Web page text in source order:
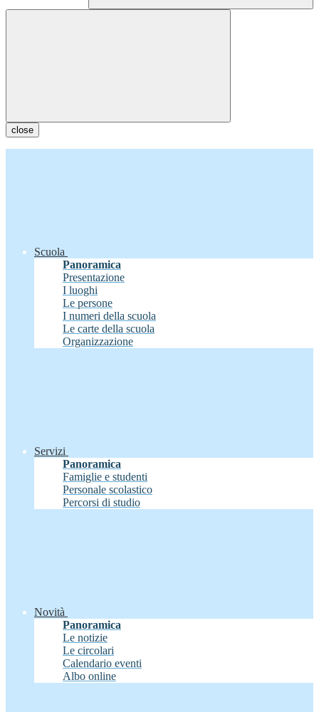
close
Scuola
Panoramica
Presentazione
I luoghi
Le persone
I numeri della scuola
Le carte della scuola
Organizzazione
Servizi
Panoramica
Famiglie e studenti
Personale scolastico
Percorsi di studio
Novità
Panoramica
Le notizie
Le circolari
Calendario eventi
Albo online